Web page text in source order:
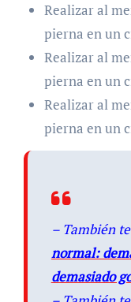
Realizar al
pierna en un
Realizar al
pierna en un
Realizar al
pierna en un
– También
normal:
demasiado